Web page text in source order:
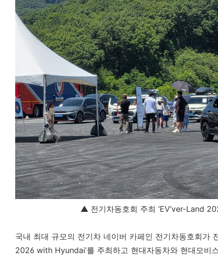
▲ 전기차동호회 주최 ‘EV’ver-Land
국내 최대 규모의 전기차 네이버 카페인 전기차동호회가
2026 with Hyundai’를 주최하고 현대자동차와 현대모비